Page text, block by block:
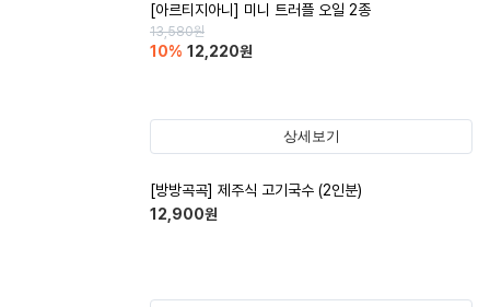
[아르티지아니] 미니 트러플 오일 2종
13,580원
10% 12,220원
상세보기
[방방곡곡] 제주식 고기국수 (2인분)
12,900원